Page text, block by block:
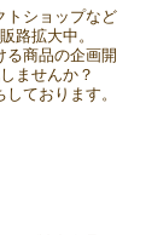
トショップなど
路拡大中。
る商品の企画開
ませんか？
ております。